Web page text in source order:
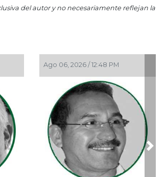
del autor y no necesariamente reflejan la
Ago 06, 2026 / 12:48 PM
Next